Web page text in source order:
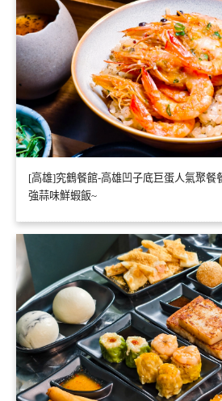
[高雄]究鶴餐館-高雄凹子底巨蛋人氣聚餐
強蒜味鮮蝦飯~